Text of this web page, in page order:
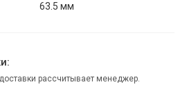
63.5 мм
рассчитывает менеджер.